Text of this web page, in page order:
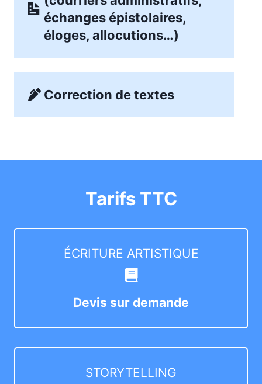
échanges épistolaires,
éloges, allocutions…)
Correction de textes
Tarifs TTC
ÉCRITURE ARTISTIQUE
Devis sur demande
STORYTELLING